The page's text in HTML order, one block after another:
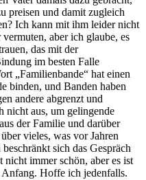
preisen und damit zugleich
Ich kann mit ihm leider nicht
aber ich glaube, es
das mit der
im besten Falle
„Familienbande“ hat einen
binden, und Banden haben
andere abgrenzt und
nicht aus, um gelingende
der Familie und darüber
vieles, was vor Jahren
sich das Gespräch
immer schön, aber es ist
Hoffe ich jedenfalls.